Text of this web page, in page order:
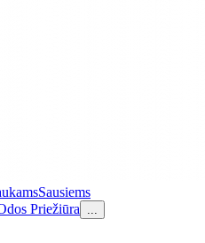
Sausiems
Priežiūra ...